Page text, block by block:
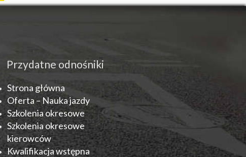
Przydatne odnośniki
Strona główna
Oferta – Nauka jazdy
Szkolenia okresowe
Szkolenia okresowe
kierowców
Kwalifikacja wstępna